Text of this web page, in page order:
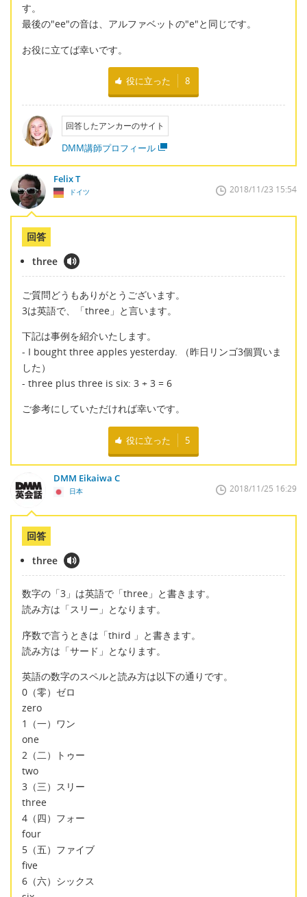
す。
最後の"ee"の音は、アルファベットの"e"と同じです。
お役に立てば幸いです。
役に立った 8
回答したアンカーのサイト
DMM講師プロフィール
Felix T
ドイツ 2018/11/23 15:54
回答
three
ご質問どうもありがとうございます。
3は英語で、「three」と言います。
下記は事例を紹介いたします。
- I bought three apples yesterday. （昨日リンゴ3個買いま
した）
- three plus three is six: 3 + 3 = 6
ご参考にしていただければ幸いです。
役に立った 5
DMM Eikaiwa C
日本 2018/11/25 16:29
回答
three
数字の「3」は英語で「three」と書きます。
読み方は「スリー」となります。
序数で言うときは「third 」と書きます。
読み方は「サード」となります。
英語の数字のスペルと読み方は以下の通りです。
0（零）ゼロ
zero
1（一）ワン
one
2（二）トゥー
two
3（三）スリー
three
4（四）フォー
four
5（五）ファイブ
five
6（六）シックス